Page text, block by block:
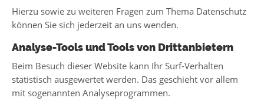
Hierzu sowie zu weiteren Fragen zum Thema Datenschutz
können Sie sich jederzeit an uns wenden.
Analyse-Tools und Tools von Dritt­anbietern
Beim Besuch dieser Website kann Ihr Surf-Verhalten
statistisch ausgewertet werden. Das geschieht vor allem
mit sogenannten Analyseprogrammen.